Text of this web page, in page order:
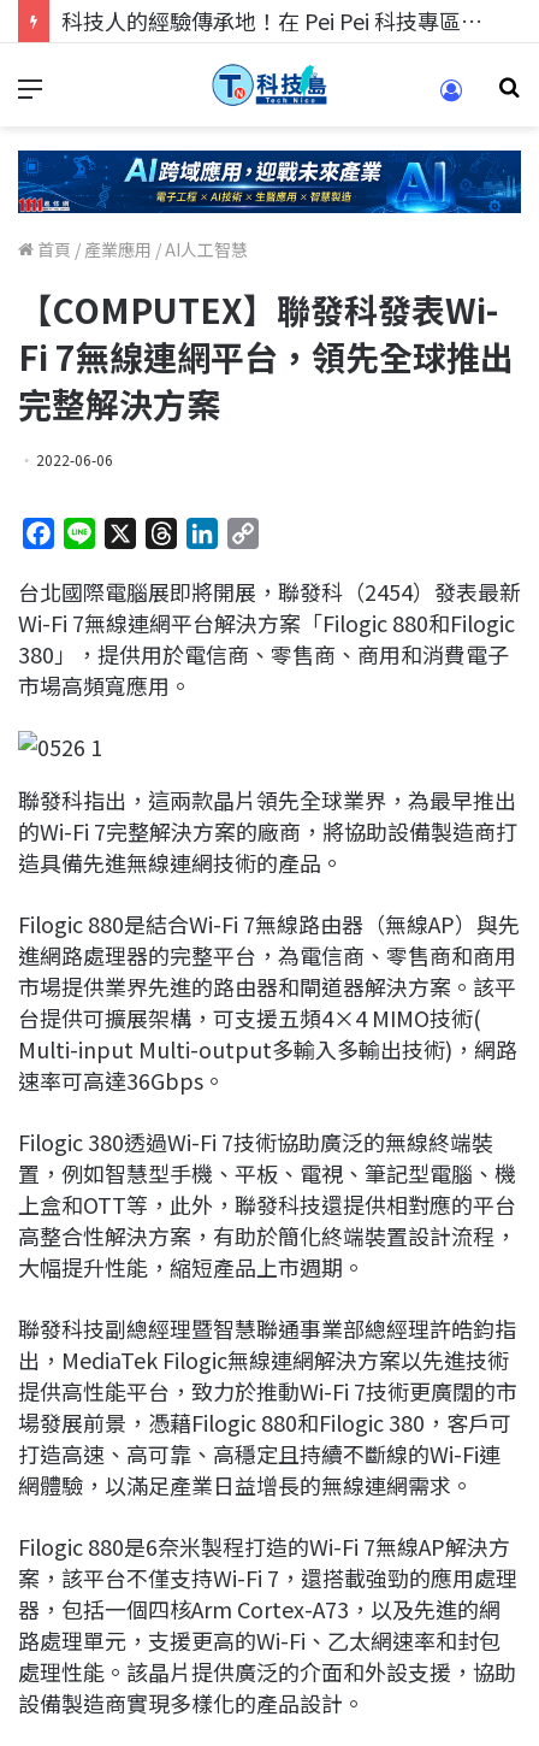
科技人的經驗傳承地！在 Pei Pei 科技專區，與學弟妹交流最硬核的技術
首頁 / 產業應用 /AI人工智慧
【COMPUTEX】聯發科發表Wi-
Fi 7無線連網平台，領先全球推出
完整解決方案
2022-06-06
c
e
b
o
k
n
e
r
e
a
d
n
k
e
p
y
L
台北國際電腦展即將開展，聯發科（2454）發表最新
Wi-Fi 7無線連網平台解決方案「Filogic 880和Filogic
380」，提供用於電信商、零售商、商用和消費電子
市場高頻寬應用。
聯發科指出，這兩款晶片領先全球業界，為最早推出
的Wi-Fi 7完整解決方案的廠商，將協助設備製造商打
造具備先進無線連網技術的產品。
Filogic 880是結合Wi-Fi 7無線路由器（無線AP）與先
進網路處理器的完整平台，為電信商、零售商和商用
市場提供業界先進的路由器和閘道器解決方案。該平
台提供可擴展架構，可支援五頻4×4 MIMO技術(
Multi-input Multi-output多輸入多輸出技術)，網路
速率可高達36Gbps。
Filogic 380透過Wi-Fi 7技術協助廣泛的無線終端裝
置，例如智慧型手機、平板、電視、筆記型電腦、機
上盒和OTT等，此外，聯發科技還提供相對應的平台
高整合性解決方案，有助於簡化終端裝置設計流程，
大幅提升性能，縮短產品上市週期。
聯發科技副總經理暨智慧聯通事業部總經理許皓鈞指
出，MediaTek Filogic無線連網解決方案以先進技術
提供高性能平台，致力於推動Wi-Fi 7技術更廣闊的市
場發展前景，憑藉Filogic 880和Filogic 380，客戶可
打造高速、高可靠、高穩定且持續不斷線的Wi-Fi連
網體驗，以滿足產業日益增長的無線連網需求。
Filogic 880是6奈米製程打造的Wi-Fi 7無線AP解決方
案，該平台不僅支持Wi-Fi 7，還搭載強勁的應用處理
器，包括一個四核Arm Cortex-A73，以及先進的網
路處理單元，支援更高的Wi-Fi、乙太網速率和封包
處理性能。該晶片提供廣泛的介面和外設支援，協助
設備製造商實現多樣化的產品設計。